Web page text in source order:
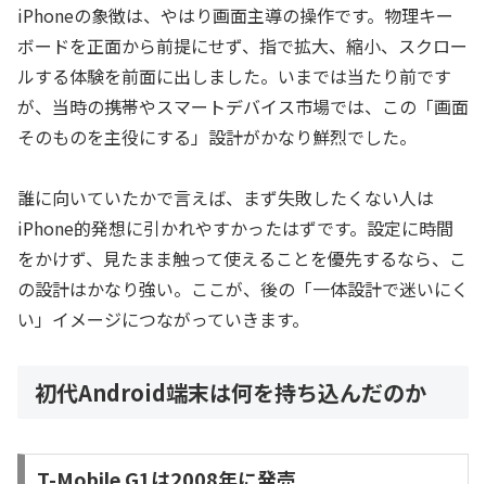
iPhoneの象徴は、やはり画面主導の操作です。物理キー
ボードを正面から前提にせず、指で拡大、縮小、スクロー
ルする体験を前面に出しました。いまでは当たり前です
が、当時の携帯やスマートデバイス市場では、この「画面
そのものを主役にする」設計がかなり鮮烈でした。
誰に向いていたかで言えば、まず失敗したくない人は
iPhone的発想に引かれやすかったはずです。設定に時間
をかけず、見たまま触って使えることを優先するなら、こ
の設計はかなり強い。ここが、後の「一体設計で迷いにく
い」イメージにつながっていきます。
初代Android端末は何を持ち込んだのか